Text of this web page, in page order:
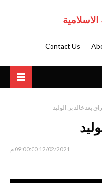
Contact Us
بعد خالد بن الوليد
12/02/2021 09:00:00 م